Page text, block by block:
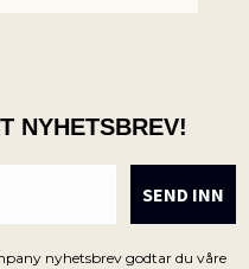
NYHETSBREV!
SEND INN
nyhetsbrev godtar du våre